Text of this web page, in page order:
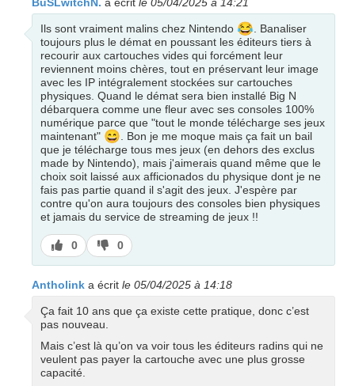
Ils sont vraiment malins chez Nintendo 😂 . Banaliser
toujours plus le démat en poussant les éditeurs tiers à
recourir aux cartouches vides qui forcément leur
reviennent moins chères, tout en préservant leur image
avec les IP intégralement stockées sur cartouches
physiques. Quand le démat sera bien installé Big N
débarquera comme une fleur avec ses consoles 100%
numérique parce que "tout le monde télécharge ses jeux
maintenant" 😄 . Bon je me moque mais ça fait un bail
que je télécharge tous mes jeux (en dehors des exclus
made by Nintendo), mais j'aimerais quand même que le
choix soit laissé aux afficionados du physique dont je ne
fais pas partie quand il s'agit des jeux. J'espère par
contre qu'on aura toujours des consoles bien physiques
et jamais du service de streaming de jeux !!
J’aime
0
J’aime
pas
0
Antholink a écrit le 05/04/2025 à 14:18
Ça fait 10 ans que ça existe cette pratique, donc c’est
pas nouveau.
Mais c’est là qu’on va voir tous les éditeurs radins qui ne
veulent pas payer la cartouche avec une plus grosse
capacité.